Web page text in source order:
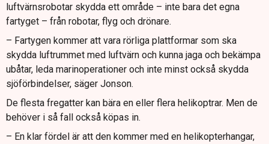
luftvärnsrobotar skydda ett område – inte bara det egna
fartyget – från robotar, flyg och drönare.
– Fartygen kommer att vara rörliga plattformar som ska
skydda luftrummet med luftvärn och kunna jaga och bekämpa
ubåtar, leda marinoperationer och inte minst också skydda
sjöförbindelser, säger Jonson.
De flesta fregatter kan bära en eller flera helikoptrar. Men de
behöver i så fall också köpas in.
– En klar fördel är att den kommer med en helikopterhangar,